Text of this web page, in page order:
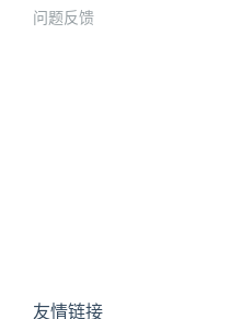
问题反馈
友情链接